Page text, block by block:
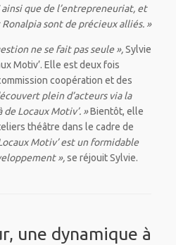
ainsi que de l’entrepreneuriat, et
Ronalpia sont de précieux alliés. »
ne se fait pas seule »,Sylvie
Motiv’. Elle est deux fois
coopération et des
plein d’acteurs via la
Locaux Motiv’. »Bientôt, elle
théâtre dans le cadre de
Motiv’ est un formidable
»,se réjouit Sylvie.
une dynamique à